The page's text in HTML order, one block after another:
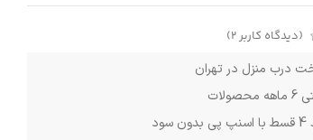
(دیدگاه کاربر2
)
درب منزل در تهران
سود